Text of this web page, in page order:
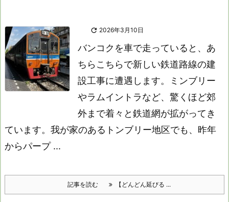
 2026年3月10日
バンコクを車で走っていると、あ
ちらこちらで新しい鉄道路線の建
設工事に遭遇します。
ミンブリー
やラムイントラなど、驚くほど郊
外まで着々と鉄道網が拡がってき
ています。 我が家のあるトンブリー地区でも、昨年
からパープ ...
記事を読む 【どんどん延びる ...